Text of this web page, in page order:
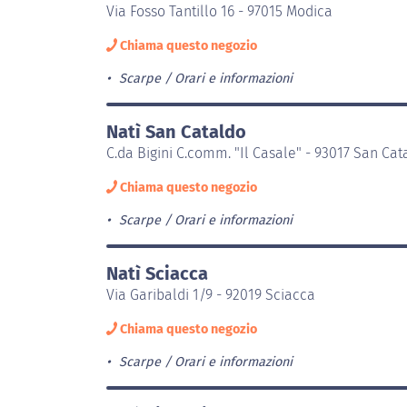
Via Fosso Tantillo 16 - 97015 Modica
Chiama questo negozio
Scarpe Orari e informazioni
Natì San Cataldo
C.da Bigini C.comm. "Il Casale" - 93017 San
Chiama questo negozio
Scarpe Orari e informazioni
Natì Sciacca
Via Garibaldi 1/9 - 92019 Sciacca
Chiama questo negozio
Scarpe Orari e informazioni